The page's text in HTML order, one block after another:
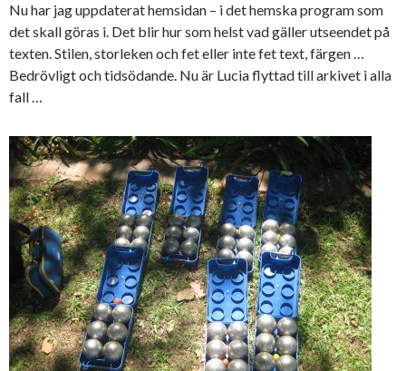
Nu har jag uppdaterat hemsidan – i det hemska program som
det skall göras i. Det blir hur som helst vad gäller utseendet på
texten. Stilen, storleken och fet eller inte fet text, färgen …
Bedrövligt och tidsödande. Nu är Lucia flyttad till arkivet i alla
fall …